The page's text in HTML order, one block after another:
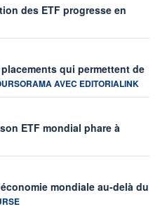
des ETF progresse en
qui permettent de
fournie parAVEC EDITORIALINK
ETF mondial phare à
mondiale au-delà du